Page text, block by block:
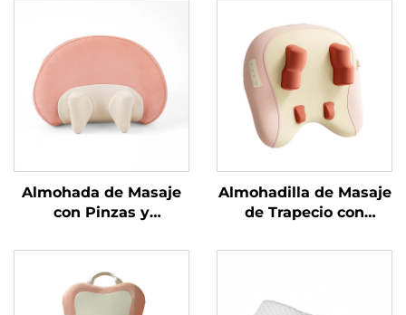
Almohada de Masaje
con Pinzas y
Bean MINIPillow
Almohadilla de Masaje
de Trapecio con
Amasar